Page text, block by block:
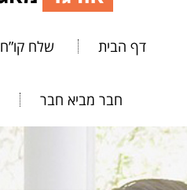
דף הבית שלח קו”ח
חבר מביא חבר